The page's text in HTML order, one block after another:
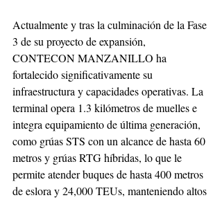
Actualmente y tras la culminación de la Fase
3 de su proyecto de expansión,
CONTECON MANZANILLO ha
fortalecido significativamente su
infraestructura y capacidades operativas. La
terminal opera 1.3 kilómetros de muelles e
integra equipamiento de última generación,
como grúas STS con un alcance de hasta 60
metros y grúas RTG híbridas, lo que le
permite atender buques de hasta 400 metros
de eslora y 24,000 TEUs, manteniendo altos